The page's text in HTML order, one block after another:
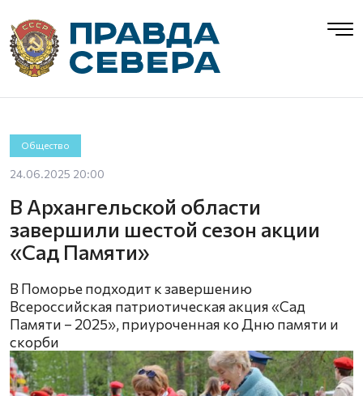
Общество
24.06.2025 20:00
В Архангельской области
завершили шестой сезон акции
«Сад Памяти»
В Поморье подходит к завершению
Всероссийская патриотическая акция «Сад
Памяти – 2025», приуроченная ко Дню памяти и
скорби